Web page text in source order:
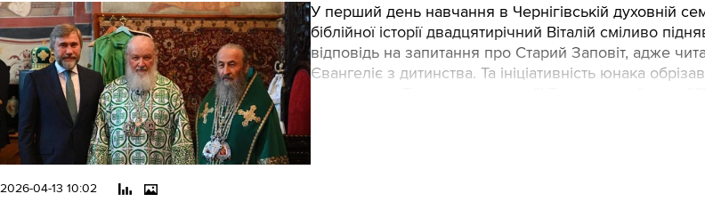
У перший день навчання в Чернігівській духовній
біблійної історії двадцятирічний Віталій сміливо
відповідь на запитання про Старий Заповіт, адже
Євангеліє з дитинства. Та ініціативність юнака
2026-04-13 10:02